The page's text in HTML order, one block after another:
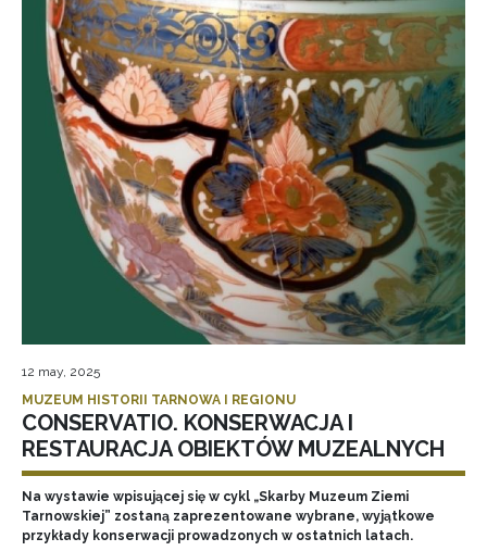
12 may, 2025
MUZEUM HISTORII TARNOWA I REGIONU
CONSERVATIO. KONSERWACJA I
RESTAURACJA OBIEKTÓW MUZEALNYCH
Na wystawie wpisującej się w cykl „Skarby Muzeum Ziemi
Tarnowskiej” zostaną zaprezentowane wybrane, wyjątkowe
przykłady konserwacji prowadzonych w ostatnich latach.